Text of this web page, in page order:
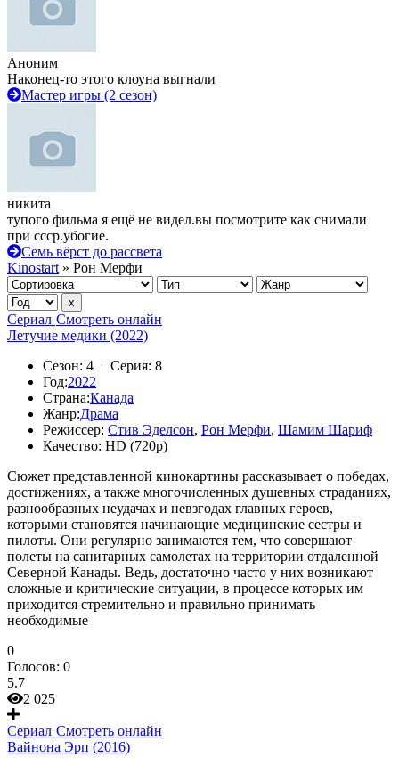
Аноним
Наконец-то этого клоуна выгнали
Мастер игры (2 сезон)
никита
тупого фильма я ещё не видел.вы посмотрите как снимали
при ссср.убогие.
Семь вёрст до рассвета
Kinostart » Рон Мерфи
Сериал Смотреть онлайн
Летучие медики (2022)
Сезон: 4 | Серия: 8
Год:2022
Страна:Канада
Жанр:Драма
Режиссер: Стив Эделсон, Рон Мерфи, Шамим Шариф
Качество: HD (720p)
Сюжет представленной кинокартины рассказывает о победах,
достижениях, а также многочисленных душевных страданиях,
разнообразных неудачах и невзгодах главных героев,
которыми становятся начинающие медицинские сестры и
пилоты. Они регулярно занимаются тем, что совершают
полеты на санитарных самолетах на территории отдаленной
Северной Канады. Ведь, достаточно часто у них возникают
сложные и критические ситуации, в процессе которых им
приходится стремительно и правильно принимать
необходимые
0
Голосов: 0
5.7
2 025
Сериал Смотреть онлайн
Вайнона Эрп (2016)